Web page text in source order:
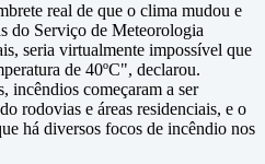
real de que o clima mudou e
do Serviço de Meteorologia
seria virtualmente impossível que
de 40ºC", declarou.
incêndios começaram a ser
rodovias e áreas residenciais, e o
há diversos focos de incêndio nos